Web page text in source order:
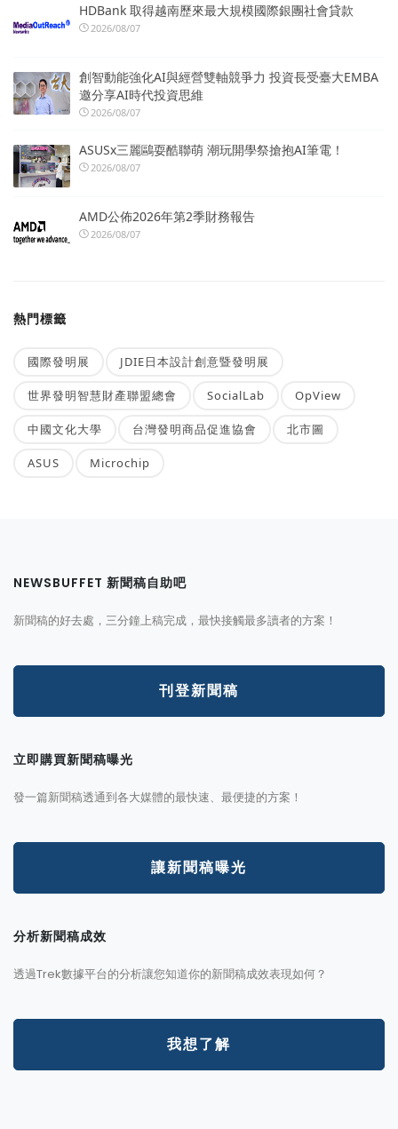
HDBank 取得越南歷來最大規模國際銀團社會貸款
2026/08/07
創智動能強化AI與經營雙軸競爭力 投資長受臺大EMBA
邀分享AI時代投資思維
2026/08/07
ASUSx三麗鷗耍酷聯萌 潮玩開學祭搶抱AI筆電！
2026/08/07
AMD公佈2026年第2季財務報告
2026/08/07
熱門標籤
國際發明展 JDIE日本設計創意暨發明展
世界發明智慧財產聯盟總會 SocialLab OpView
中國文化大學 台灣發明商品促進協會 北市圖
ASUS Microchip
NEWSBUFFET 新聞稿自助吧
新聞稿的好去處，三分鐘上稿完成，最快接觸最多讀者的方案！
刊登新聞稿
立即購買新聞稿曝光
發一篇新聞稿透通到各大媒體的最快速、最便捷的方案！
讓新聞稿曝光
分析新聞稿成效
透過Trek數據平台的分析讓您知道你的新聞稿成效表現如何？
我想了解